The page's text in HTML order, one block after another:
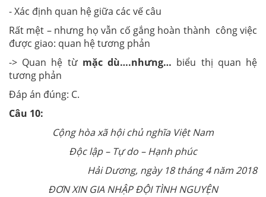
- Xác định quan hệ giữa các vế câu
Rất mệt – nhưng họ vẫn cố gắng hoàn thành công việc
được giao: quan hệ tương phản
-> Quan hệ từ mặc dù….nhưng… biểu thị quan hệ
tương phản
Đáp án đúng: C.
Câu 10:
Cộng hòa xã hội chủ nghĩa Việt Nam
Độc lập – Tự do – Hạnh phúc
Hải Dương, ngày 18 tháng 4 năm 2018
ĐƠN XIN GIA NHẬP ĐỘI TÌNH NGUYỆN